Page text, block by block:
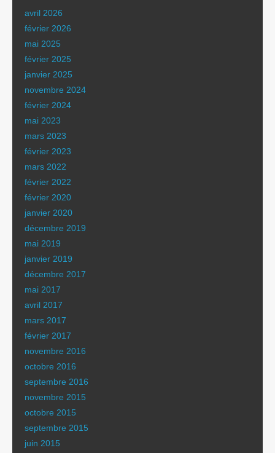
avril 2026
février 2026
mai 2025
février 2025
janvier 2025
novembre 2024
février 2024
mai 2023
mars 2023
février 2023
mars 2022
février 2022
février 2020
janvier 2020
décembre 2019
mai 2019
janvier 2019
décembre 2017
mai 2017
avril 2017
mars 2017
février 2017
novembre 2016
octobre 2016
septembre 2016
novembre 2015
octobre 2015
septembre 2015
juin 2015